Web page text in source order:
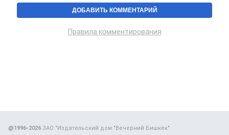
Правила комментирования
@1996-2026ЗАО "Издательский дом "Вечерний Бишкек"